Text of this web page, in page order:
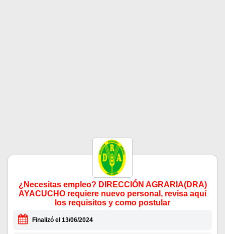
¿Necesitas empleo? DIRECCIÓN AGRARIA(DRA)
AYACUCHO requiere nuevo personal, revisa aquí
los requisitos y como postular
Finalizó el 13/06/2024